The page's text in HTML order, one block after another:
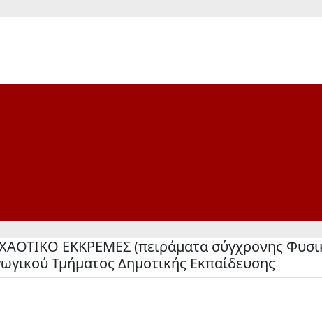
ΕΚΚΡΕΜΕΣ (πειράματα σύγχρονης
Τμήματος Δημοτικής Εκπαίδευσης